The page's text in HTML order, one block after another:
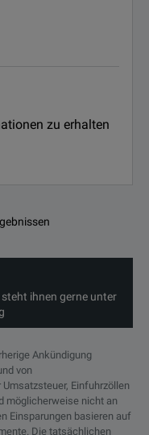
zu erhalten
steht ihnen gerne unter
Ankündigung
von
Einfuhrzöllen
möglicherweise nicht an
Einsparungen basieren auf
Die tatsächlichen